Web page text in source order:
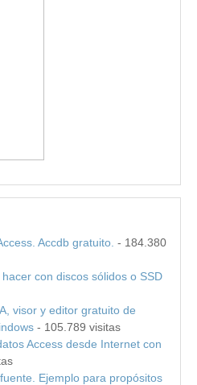
Accdb gratuito. - 184.380
con discos sólidos o SSD
visor y editor gratuito de
- 105.789 visitas
Access desde Internet con
Ejemplo para propósitos